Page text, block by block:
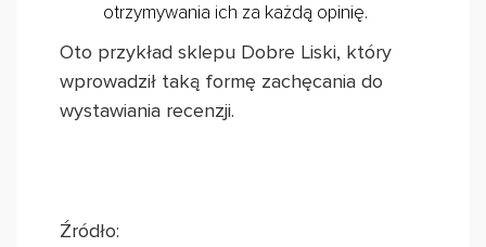
otrzymywania ich za każdą opinię.
Oto przykład sklepu Dobre Liski, który
wprowadził taką formę zachęcania do
wystawiania recenzji.
Źródło: